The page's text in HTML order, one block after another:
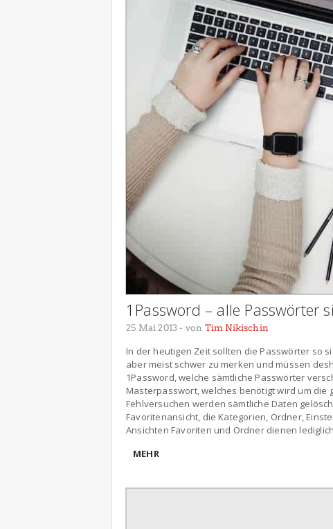
1Password – alle Passwörter
25 Mai 2013 - von Tim Nikischin
In der heutigen Zeit sollten die Passwörter so
aber meist schwer zu merken und müssen
1Password, welche sämtliche Passwörter
Masterpasswort, welches benötigt wird um
Fehlversuchen werden sämtliche Daten
Favoritenansicht, die Kategorien, Ordner,
Ansichten Favoriten und Ordner dienen
MEHR